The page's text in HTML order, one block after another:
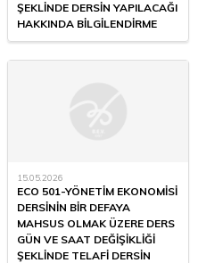
ŞEKLİNDE DERSİN YAPILACAĞI
HAKKINDA BİLGİLENDİRME
15.05.2026
ECO 501-YÖNETİM EKONOMİSİ
DERSİNİN BİR DEFAYA
MAHSUS OLMAK ÜZERE DERS
GÜN VE SAAT DEĞİŞİKLİĞİ
ŞEKLİNDE TELAFİ DERSİN